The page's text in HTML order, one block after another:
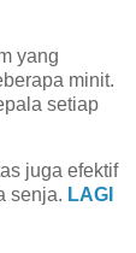
yang
minit.
setiap
juga efektif
senja. LAGI